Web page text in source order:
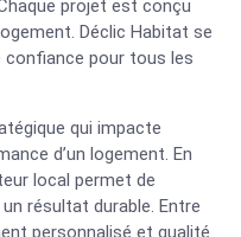
projet est conçu
Déclic Habitat se
pour tous les
qui impacte
d’un logement. En
local permet de
résultat durable. Entre
personnalisé et qualité